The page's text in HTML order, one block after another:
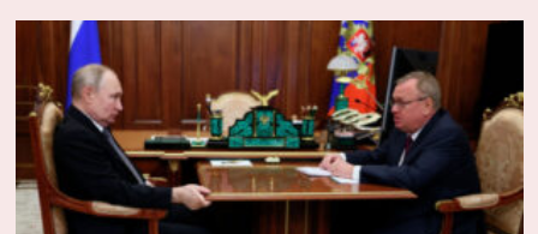
Глава
движения
ставки
ЦБ
на
ближайшем
заседании